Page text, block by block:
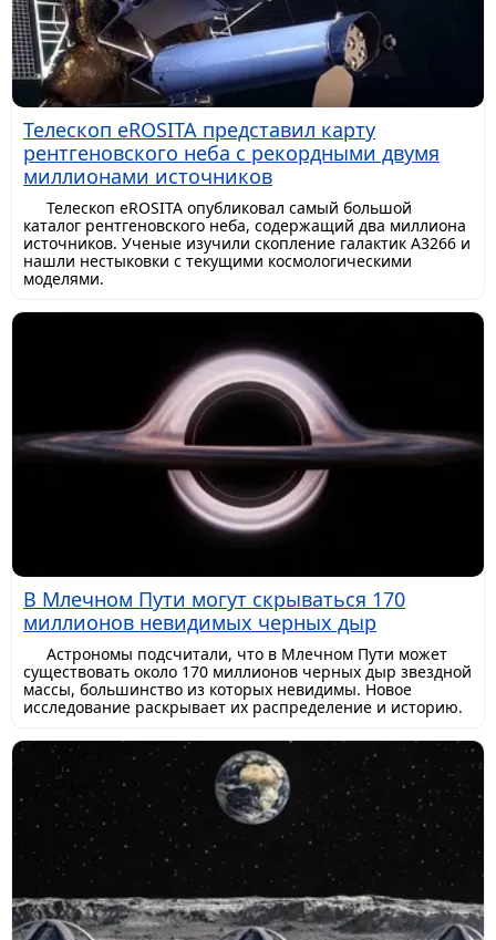
Телескоп eROSITA представил карту
рентгеновского неба с рекордными двумя
миллионами источников
Телескоп eROSITA опубликовал самый большой
каталог рентгеновского неба, содержащий два миллиона
источников. Ученые изучили скопление галактик A3266 и
нашли нестыковки с текущими космологическими
моделями.
В Млечном Пути могут скрываться 170
миллионов невидимых черных дыр
Астрономы подсчитали, что в Млечном Пути может
существовать около 170 миллионов черных дыр звездной
массы, большинство из которых невидимы. Новое
исследование раскрывает их распределение и историю.